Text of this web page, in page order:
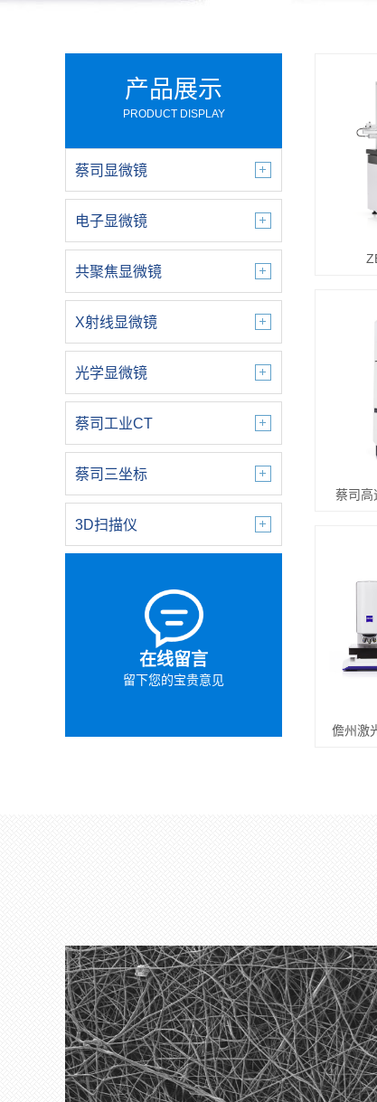
产品展示
PRODUCT DISPLAY
蔡司显微镜
电子显微镜
共聚焦显微镜
X射线显微镜
光学显微镜
蔡司工业CT
蔡司三坐标
3D扫描仪
在线留言
留下您的宝贵意见
蔡司高
儋州激